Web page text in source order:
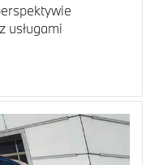
usługami